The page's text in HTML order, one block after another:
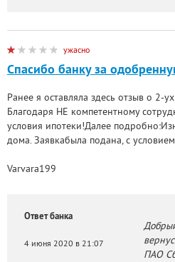
ужасно
Спасибо банку за
Ранее я оставляла здесь отзыв о 2-
Благодаря НЕ компетентному
условия ипотеки!Далее
дома. Заявкабыла подана, с
Varvara199
Ответ банка
4 июня 2020 в 21:07
ПАО